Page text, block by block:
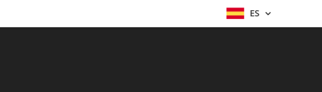
ES